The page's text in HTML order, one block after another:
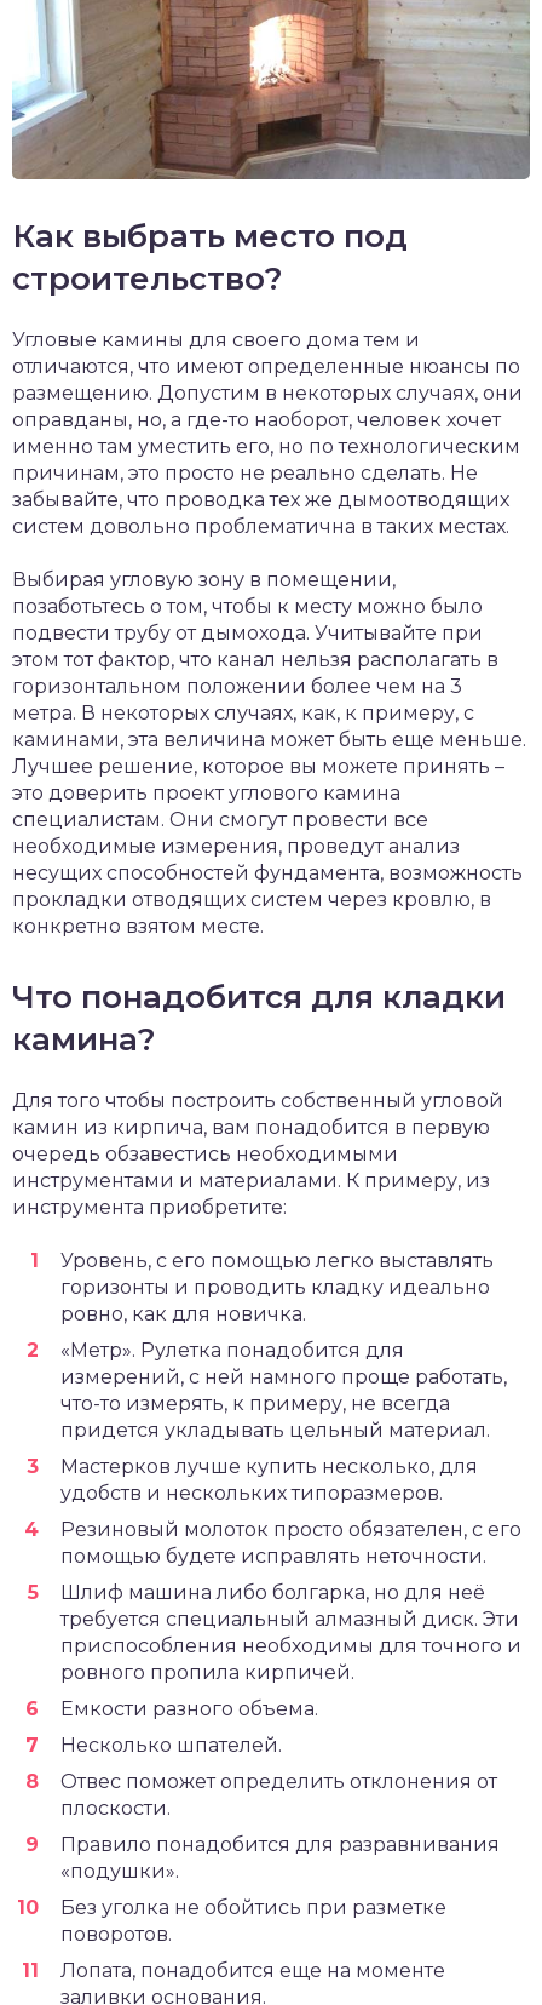
Как выбрать место под
строительство?
Угловые камины для своего дома тем и
отличаются, что имеют определенные нюансы по
размещению. Допустим в некоторых случаях, они
оправданы, но, а где-то наоборот, человек хочет
именно там уместить его, но по технологическим
причинам, это просто не реально сделать. Не
забывайте, что проводка тех же дымоотводящих
систем довольно проблематична в таких местах.
Выбирая угловую зону в помещении,
позаботьтесь о том, чтобы к месту можно было
подвести трубу от дымохода. Учитывайте при
этом тот фактор, что канал нельзя располагать в
горизонтальном положении более чем на 3
метра. В некоторых случаях, как, к примеру, с
каминами, эта величина может быть еще меньше.
Лучшее решение, которое вы можете принять –
это доверить проект углового камина
специалистам. Они смогут провести все
необходимые измерения, проведут анализ
несущих способностей фундамента, возможность
прокладки отводящих систем через кровлю, в
конкретно взятом месте.
Что понадобится для кладки
камина?
Для того чтобы построить собственный угловой
камин из кирпича, вам понадобится в первую
очередь обзавестись необходимыми
инструментами и материалами. К примеру, из
инструмента приобретите:
Уровень, с его помощью легко выставлять
горизонты и проводить кладку идеально
ровно, как для новичка.
«Метр». Рулетка понадобится для
измерений, с ней намного проще работать,
что-то измерять, к примеру, не всегда
придется укладывать цельный материал.
Мастерков лучше купить несколько, для
удобств и нескольких типоразмеров.
Резиновый молоток просто обязателен, с его
помощью будете исправлять неточности.
Шлиф машина либо болгарка, но для неё
требуется специальный алмазный диск. Эти
приспособления необходимы для точного и
ровного пропила кирпичей.
Емкости разного объема.
Несколько шпателей.
Отвес поможет определить отклонения от
плоскости.
Правило понадобится для разравнивания
«подушки».
Без уголка не обойтись при разметке
поворотов.
Лопата, понадобится еще на моменте
заливки основания.